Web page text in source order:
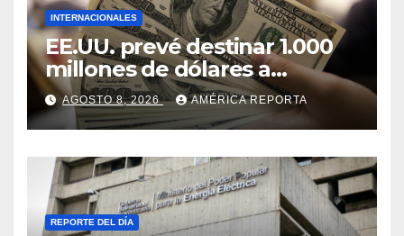
INTERNACIONALES
EE.UU. prevé destinar 1.000
millones de dólares a
Colombia para un paquete
de seguridad
AGOSTO 8, 2026 AMÉRICA REPORTA
REPORTE DEL DÍA